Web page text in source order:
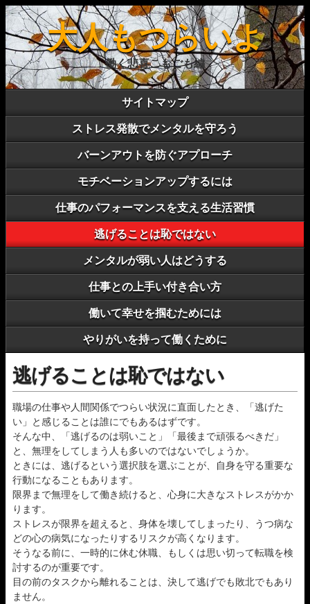
大人もつらいよ
働く悲喜こもごも編
サイトマップ
ストレス発散でメンタルを守ろう
バーンアウトを防ぐアプローチ
モチベーションアップするには
仕事のパフォーマンスを支える生活習慣
逃げることは恥ではない
メンタルが弱い人はどうする
仕事との上手い付き合い方
働いて幸せを掴むためには
やりがいを持って働くために
逃げることは恥ではない
職場の仕事や人間関係でつらい状況に直面したとき、「逃げた
い」と感じることは誰にでもあるはずです。
そんな中、「逃げるのは弱いこと」「最後まで頑張るべきだ」
と、無理をしてしまう人も多いのではないでしょうか。
ときには、逃げるという選択肢を選ぶことが、自身を守る重要な
行動になることもあります。
限界まで無理をして働き続けると、心身に大きなストレスがかか
ります。
ストレスが限界を超えると、身体を壊してしまったり、うつ病な
どの心の病気になったりするリスクが高くなります。
そうなる前に、一時的に休む休職、もしくは思い切って転職を検
討するのが重要です。
目の前のタスクから離れることは、決して逃げでも敗北でもあり
ません。